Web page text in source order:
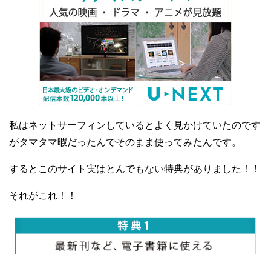
私はネットサーフィンしているとよく見かけていたのです
がタマタマ暇だったんでそのまま使ってみたんです。
するとこのサイト実はとんでもない特典がありました！！
それがこれ！！